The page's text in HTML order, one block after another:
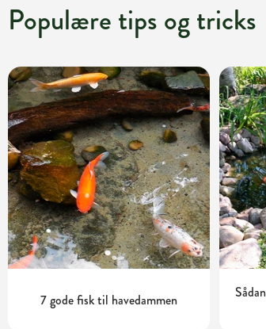
Populære tips og tricks
7 gode fisk til havedammen